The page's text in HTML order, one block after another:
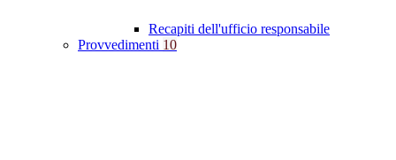
Recapiti dell'ufficio responsabile
Provvedimenti 10